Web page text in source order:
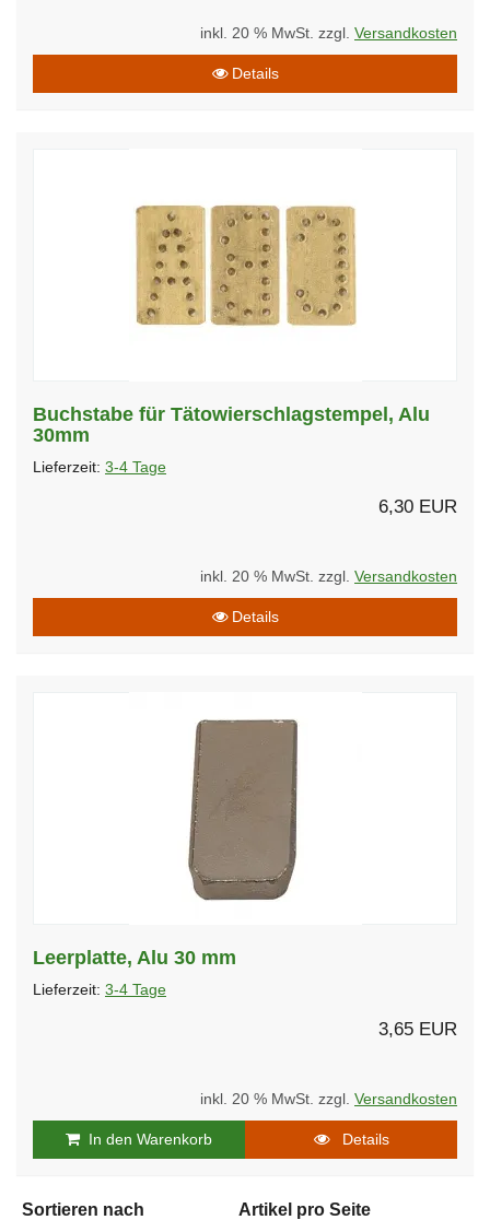
inkl. 20 % MwSt. zzgl. Versandkosten
Details
Buchstabe für Tätowierschlagstempel, Alu
30mm
Lieferzeit: 3-4 Tage
6,30 EUR
inkl. 20 % MwSt. zzgl. Versandkosten
Details
Leerplatte, Alu 30 mm
Lieferzeit: 3-4 Tage
3,65 EUR
inkl. 20 % MwSt. zzgl. Versandkosten
In den Warenkorb Details
Sortieren nach Artikel pro Seite